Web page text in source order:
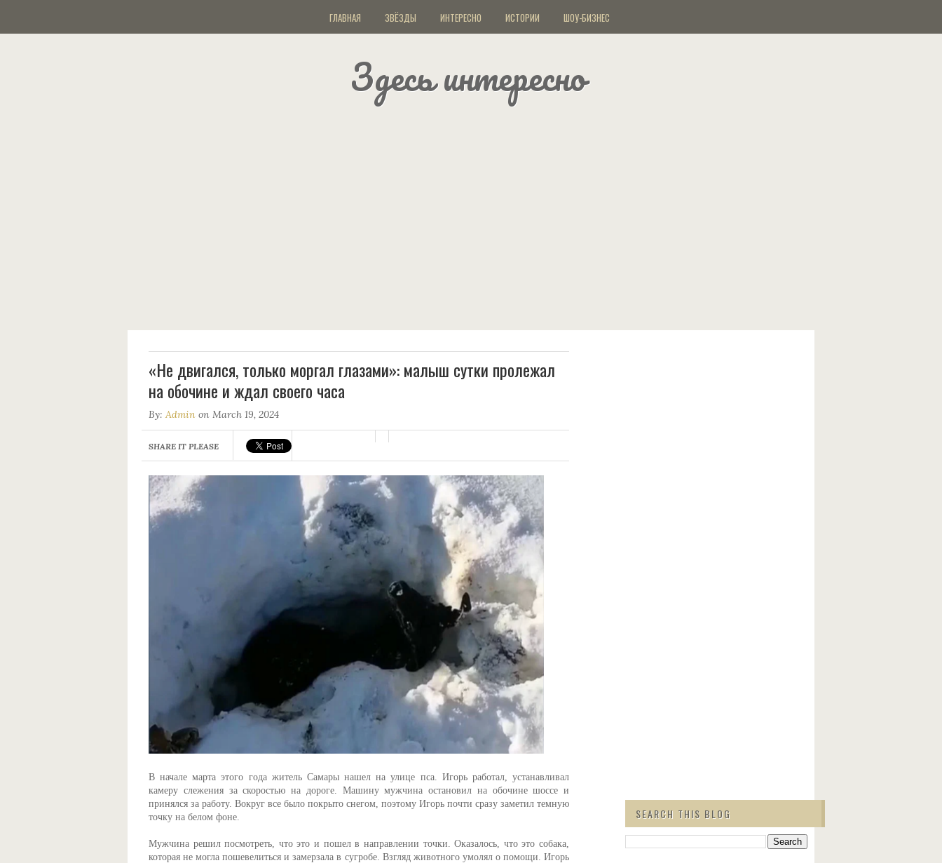
ГЛАВНАЯ ЗВЁЗДЫ ИНТЕРЕСНО ИСТОРИИ ШОУ-БИЗНЕС
Здесь интересно
«Не двигался, только моргал глазами»: малыш сутки пролежал
на обочине и ждал своего часа
By: Admin on March 19, 2024
SHARE IT PLEASE
В начале марта этого года житель Самары нашел на улице пса. Игорь работал, устанавливал
камеру слежения за скоростью на дороге. Машину мужчина остановил на обочине шоссе и
принялся за работу. Вокруг все было покрыто снегом, поэтому Игорь почти сразу заметил темную
точку на белом фоне.
Мужчина решил посмотреть, что это и пошел в направлении точки. Оказалось, что это собака,
которая не могла пошевелиться и замерзала в сугробе. Взгляд животного умолял о помощи. Игорь
SEARCH THIS BLOG